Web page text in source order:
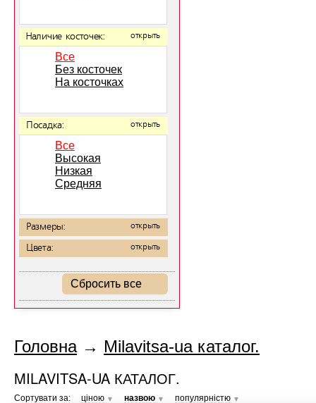
Наличие косточек: открыть
Все
Без косточек
На косточках
Посадка: открыть
Все
Высокая
Низкая
Средняя
Размеры: открыть
Цвета: открыть
Сбросить все
Головна→ Milavitsa-ua каталог.
MILAVITSA-UA КАТАЛОГ.
Сортувати за: ціною ▼ назвою ▼ популярністю ▼